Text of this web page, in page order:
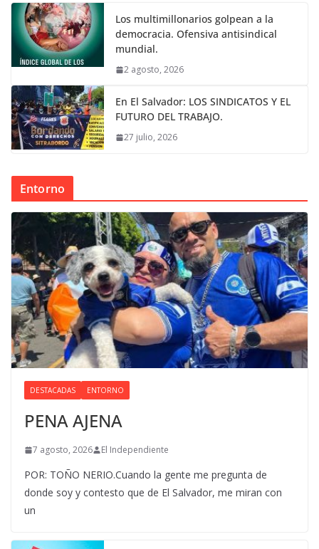
Los multimillonarios golpean a la
democracia. Ofensiva antisindical
mundial.
2 agosto, 2026
En El Salvador: LOS SINDICATOS Y EL
FUTURO DEL TRABAJO.
27 julio, 2026
Entorno
DESTACADAS ENTORNO
PENA AJENA
7 agosto, 2026 El Independiente
POR: TOÑO NERIO.Cuando la gente me pregunta de
donde soy y contesto que de El Salvador, me miran con
un